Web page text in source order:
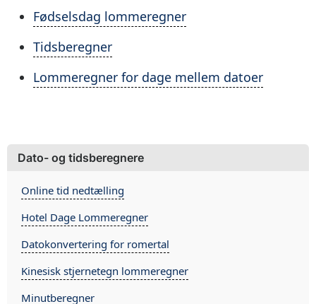
Fødselsdag lommeregner
Tidsberegner
Lommeregner for dage mellem datoer
Dato- og tidsberegnere
Online tid nedtælling
Hotel Dage Lommeregner
Datokonvertering for romertal
Kinesisk stjernetegn lommeregner
Minutberegner